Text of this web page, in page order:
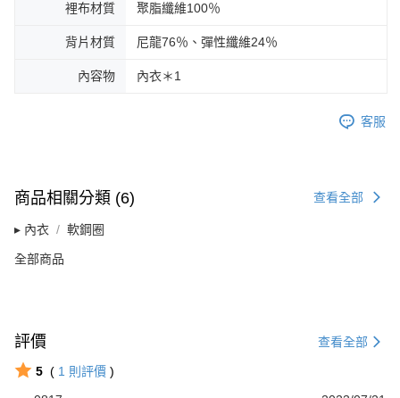
裡布材質 聚脂纖維100％
背片材質 尼龍76％、彈性纖維24％
內容物 內衣＊1
客服
商品相關分類 (6) 查看全部
▸ 內衣 軟鋼圈
全部商品
評價 查看全部
5 ( 1 則評價 )